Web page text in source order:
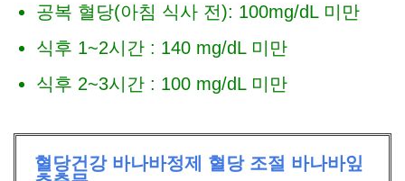
공복 혈당(아침 식사 전): 100mg/dL 미만
식후 1~2시간 : 140 mg/dL 미만
식후 2~3시간 : 100 mg/dL 미만
혈당건강 바나바정제 혈당 조절 바나바잎